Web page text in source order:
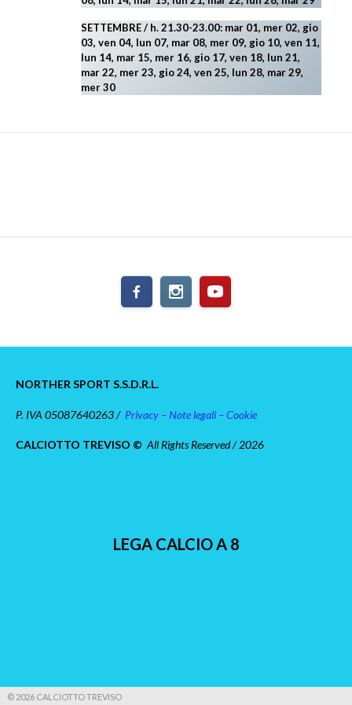
SETTEMBRE / h. 21.30-23.00: mar 01, mer 02, gio
03, ven 04, lun 07, mar 08, mer 09, gio 10, ven 11,
lun 14, mar 15, mer 16, gio 17, ven 18, lun 21,
mar 22, mer 23, gio 24, ven 25, lun 28, mar 29,
mer 30
NORTHER SPORT S.S.D.R.L.
P. IVA 05087640263 / Privacy – Note legali – Cookie
CALCIOTTO TREVISO © All Rights Reserved / 2026
LEGA CALCIO A 8
© 2026 CALCIOTTO TREVISO